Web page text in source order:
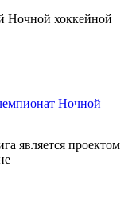
Ночной хоккейной
Ночной
является проектом